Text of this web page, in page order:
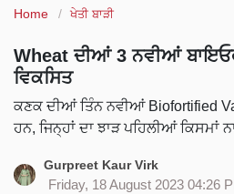
Home ਖੇਤੀ ਬਾੜੀ
Wheat ਦੀਆਂ 3 ਨਵੀਆਂ
ਵਿਕਸਿਤ
ਕਣਕ ਦੀਆਂ ਤਿੰਨ ਨਵੀਆਂ Biofortified
ਹਨ, ਜਿਨ੍ਹਾਂ ਦਾ ਝਾੜ ਪਹਿਲੀਆਂ ਕਿਸਮਾਂ
Gurpreet Kaur Virk
Friday, 18 August 2023 04:26